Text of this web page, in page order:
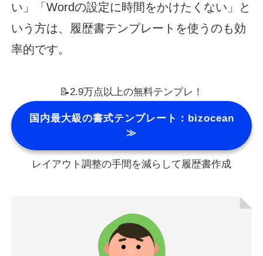
い」「Wordの設定に時間をかけたくない」と
いう方は、履歴書テンプレートを使うのも効
率的です。
📝2.9万点以上の無料テンプレ！
国内最大級の書式テンプレート：bizocean
≫
レイアウト調整の手間を減らして履歴書作成